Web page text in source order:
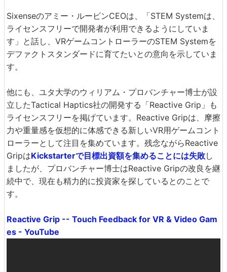
Sixenseのアミー・ルービンCEOは、「STEM Systemは、
ライセンスフリーで開発者が利用できるようにしていま
す」と話し、VRゲームコントローラーのSTEM Systemを
デファクトスタンダードに育てたいとの意向を示していま
す。
他にも、ユタ大学のウィリアム・プロバンチャー博士が設
立したTactical Haptics社の開発する「Reactive Grip」も
ライセンスフリーを掲げています。Reactive Gripは、摩擦
力や重量感を仮想的に体感できる新しいVR用ゲームコント
ローラーとして注目を集めています。残念ながらReactive
GripはKickstarterで目標出資額を集めることには失敗し
ましたが、プロバンチャー博士はReactive Gripの改良を継
続中で、現在も精力的に投資家を探しているとのことで
す。
Reactive Grip -- Touch Feedback for VR & Video Gam
es - YouTube